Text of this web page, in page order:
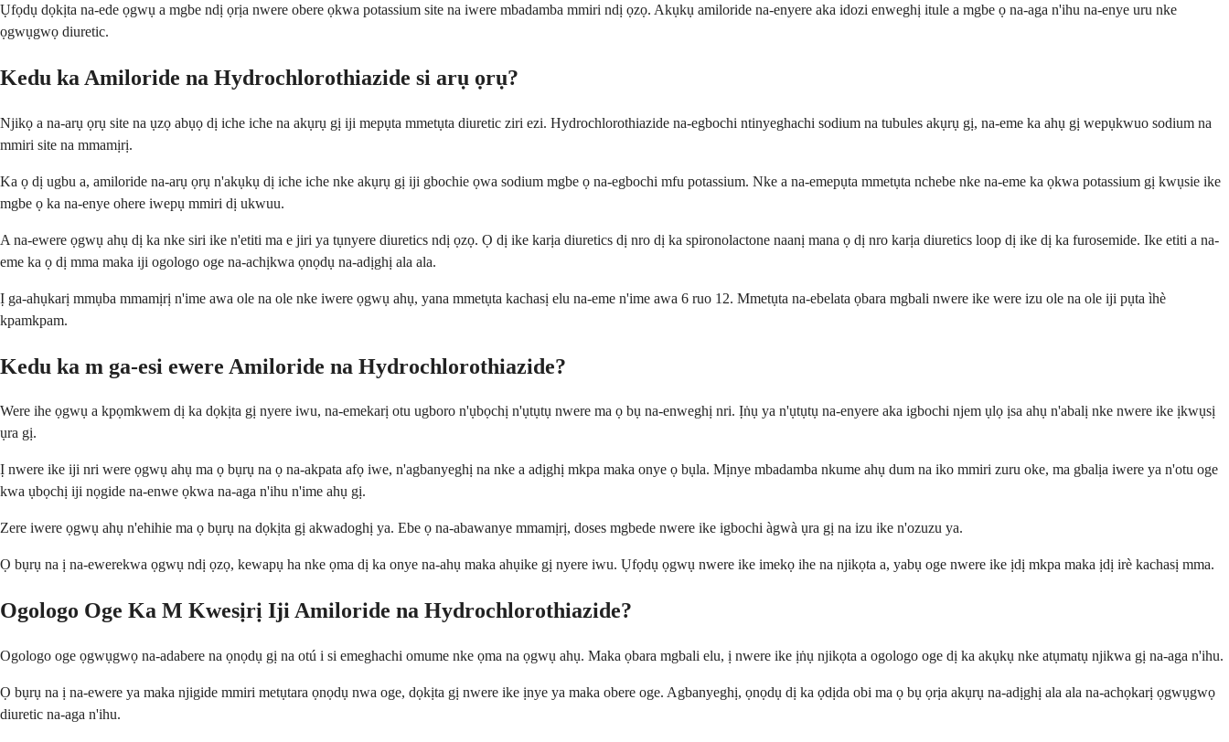
Ụfọdụ dọkịta na-ede ọgwụ a mgbe ndị ọrịa nwere obere ọkwa potassium site na iwere mbadamba mmiri ndị ọzọ. Akụkụ amiloride na-enyere aka idozi enweghị itule a mgbe ọ na-aga n'ihu na-enye uru nke
ọgwụgwọ diuretic.
Kedu ka Amiloride na Hydrochlorothiazide si arụ ọrụ?
Njikọ a na-arụ ọrụ site na ụzọ abụọ dị iche iche na akụrụ gị iji mepụta mmetụta diuretic ziri ezi. Hydrochlorothiazide na-egbochi ntinyeghachi sodium na tubules akụrụ gị, na-eme ka ahụ gị wepụkwuo sodium na
mmiri site na mmamịrị.
Ka ọ dị ugbu a, amiloride na-arụ ọrụ n'akụkụ dị iche iche nke akụrụ gị iji gbochie ọwa sodium mgbe ọ na-egbochi mfu potassium. Nke a na-emepụta mmetụta nchebe nke na-eme ka ọkwa potassium gị kwụsie ike
mgbe ọ ka na-enye ohere iwepụ mmiri dị ukwuu.
A na-ewere ọgwụ ahụ dị ka nke siri ike n'etiti ma e jiri ya tụnyere diuretics ndị ọzọ. Ọ dị ike karịa diuretics dị nro dị ka spironolactone naanị mana ọ dị nro karịa diuretics loop dị ike dị ka furosemide. Ike etiti a na-
eme ka ọ dị mma maka iji ogologo oge na-achịkwa ọnọdụ na-adịghị ala ala.
Ị ga-ahụkarị mmụba mmamịrị n'ime awa ole na ole nke iwere ọgwụ ahụ, yana mmetụta kachasị elu na-eme n'ime awa 6 ruo 12. Mmetụta na-ebelata ọbara mgbali nwere ike were izu ole na ole iji pụta ìhè
kpamkpam.
Kedu ka m ga-esi ewere Amiloride na Hydrochlorothiazide?
Were ihe ọgwụ a kpọmkwem dị ka dọkịta gị nyere iwu, na-emekarị otu ugboro n'ụbọchị n'ụtụtụ nwere ma ọ bụ na-enweghị nri. Ịṅụ ya n'ụtụtụ na-enyere aka igbochi njem ụlọ ịsa ahụ n'abalị nke nwere ike ịkwụsị
ụra gị.
Ị nwere ike iji nri were ọgwụ ahụ ma ọ bụrụ na ọ na-akpata afọ iwe, n'agbanyeghị na nke a adịghị mkpa maka onye ọ bụla. Mịnye mbadamba nkume ahụ dum na iko mmiri zuru oke, ma gbalịa iwere ya n'otu oge
kwa ụbọchị iji nọgide na-enwe ọkwa na-aga n'ihu n'ime ahụ gị.
Zere iwere ọgwụ ahụ n'ehihie ma ọ bụrụ na dọkịta gị akwadoghị ya. Ebe ọ na-abawanye mmamịrị, doses mgbede nwere ike igbochi àgwà ụra gị na izu ike n'ozuzu ya.
Ọ bụrụ na ị na-ewerekwa ọgwụ ndị ọzọ, kewapụ ha nke ọma dị ka onye na-ahụ maka ahụike gị nyere iwu. Ụfọdụ ọgwụ nwere ike imekọ ihe na njikọta a, yabụ oge nwere ike ịdị mkpa maka ịdị irè kachasị mma.
Ogologo Oge Ka M Kwesịrị Iji Amiloride na Hydrochlorothiazide?
Ogologo oge ọgwụgwọ na-adabere na ọnọdụ gị na otú i si emeghachi omume nke ọma na ọgwụ ahụ. Maka ọbara mgbali elu, ị nwere ike ịṅụ njikọta a ogologo oge dị ka akụkụ nke atụmatụ njikwa gị na-aga n'ihu.
Ọ bụrụ na ị na-ewere ya maka njigide mmiri metụtara ọnọdụ nwa oge, dọkịta gị nwere ike ịnye ya maka obere oge. Agbanyeghị, ọnọdụ dị ka ọdịda obi ma ọ bụ ọrịa akụrụ na-adịghị ala ala na-achọkarị ọgwụgwọ
diuretic na-aga n'ihu.